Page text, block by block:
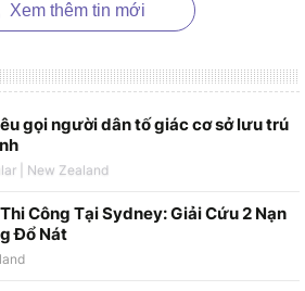
Xem thêm tin mới
gọi người dân tố giác cơ sở lưu trú
Công Tại Sydney: Giải Cứu 2 Nạn
Đổ Nát